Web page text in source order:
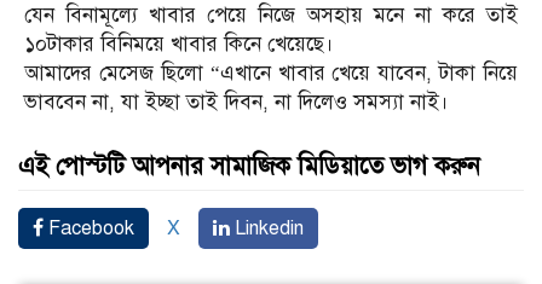
যেন বিনামূল্যে খাবার পেয়ে নিজে অসহায় মনে না করে তাই
১০টাকার বিনিময়ে খাবার কিনে খেয়েছে।
আমাদের মেসেজ ছিলো “এখানে খাবার খেয়ে যাবেন, টাকা নিয়ে
ভাববেন না, যা ইচ্ছা তাই দিবন, না দিলেও সমস্যা নাই।
এই পোস্টটি আপনার সামাজিক মিডিয়াতে ভাগ করুন
Facebook X Linkedin